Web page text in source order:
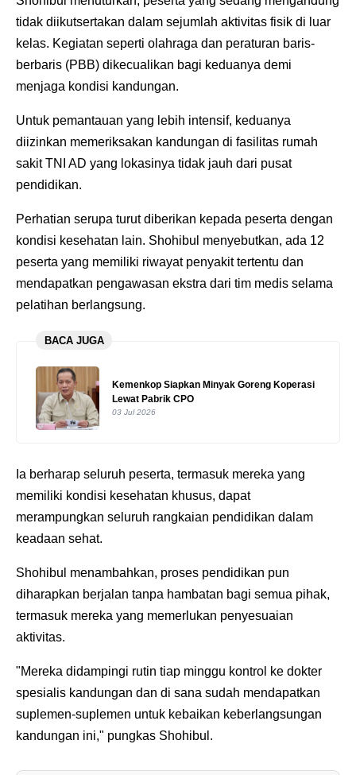
tidak diikutsertakan dalam sejumlah aktivitas fisik di luar
kelas. Kegiatan seperti olahraga dan peraturan baris-
berbaris (PBB) dikecualikan bagi keduanya demi
menjaga kondisi kandungan.
Untuk pemantauan yang lebih intensif, keduanya
diizinkan memeriksakan kandungan di fasilitas rumah
sakit TNI AD yang lokasinya tidak jauh dari pusat
pendidikan.
Perhatian serupa turut diberikan kepada peserta dengan
kondisi kesehatan lain. Shohibul menyebutkan, ada 12
peserta yang memiliki riwayat penyakit tertentu dan
mendapatkan pengawasan ekstra dari tim medis selama
pelatihan berlangsung.
BACA JUGA
Kemenkop Siapkan Minyak Goreng Koperasi
Lewat Pabrik CPO
03 Jul 2026
Ia berharap seluruh peserta, termasuk mereka yang
memiliki kondisi kesehatan khusus, dapat
merampungkan seluruh rangkaian pendidikan dalam
keadaan sehat.
Shohibul menambahkan, proses pendidikan pun
diharapkan berjalan tanpa hambatan bagi semua pihak,
termasuk mereka yang memerlukan penyesuaian
aktivitas.
"Mereka didampingi rutin tiap minggu kontrol ke dokter
spesialis kandungan dan di sana sudah mendapatkan
suplemen-suplemen untuk kebaikan keberlangsungan
kandungan ini," pungkas Shohibul.